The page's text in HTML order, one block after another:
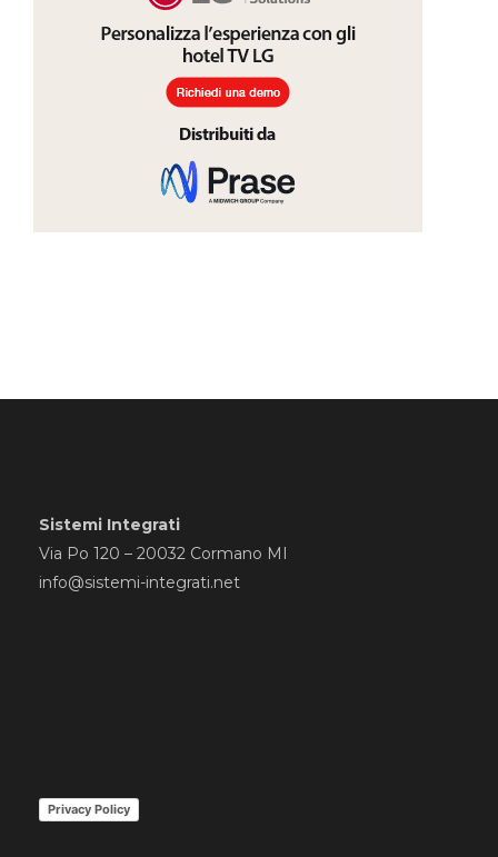
Sistemi Integrati
Via Po 120 – 20032 Cormano MI
info@sistemi-integrati.net
Privacy Policy